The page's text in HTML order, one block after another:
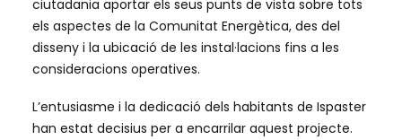
ciutadania aportar els seus punts de vista sobre tots
els aspectes de la Comunitat Energètica, des del
disseny i la ubicació de les instal·lacions fins a les
consideracions operatives.
L’entusiasme i la dedicació dels habitants de Ispaster
han estat decisius per a encarrilar aquest projecte.